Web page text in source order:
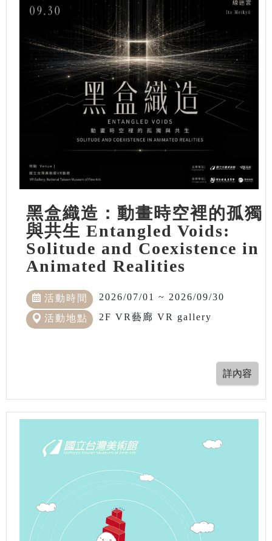
黑盒織造：動畫時空裡的孤獨
與共生 Entangled Voids:
Solitude and Coexistence in
Animated Realities
活動時間 2026/07/01 ~ 2026/09/30
活動地點 2F VR藝廊 VR gallery